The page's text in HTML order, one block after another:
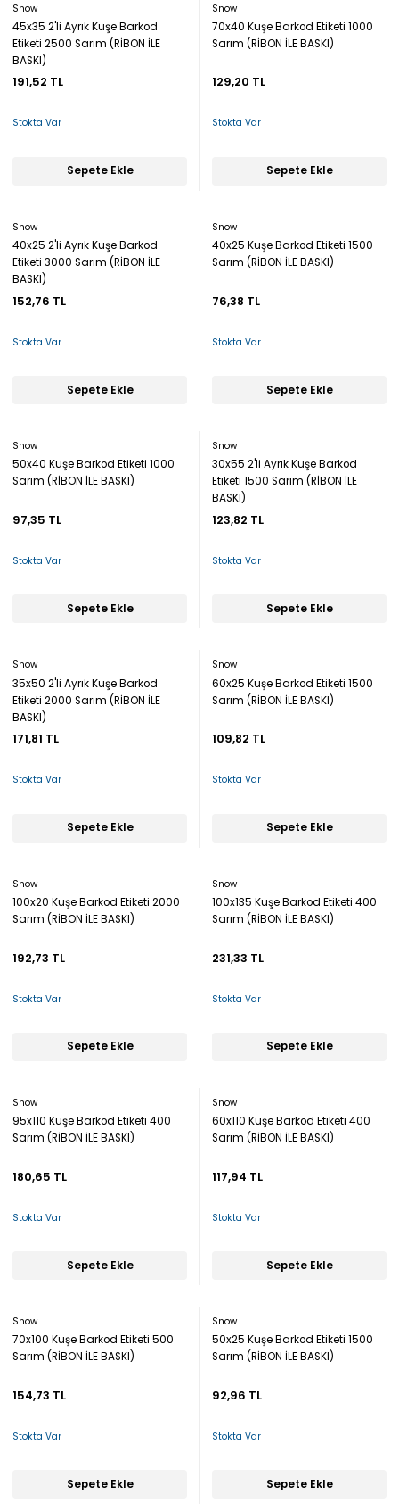
Snow
45x35 2'li Ayrık Kuşe Barkod
Etiketi 2500 Sarım (RİBON İLE
BASKI)
191,52 TL
Stokta Var
Sepete Ekle
Snow
70x40 Kuşe Barkod Etiketi 1000
Sarım (RİBON İLE BASKI)
129,20 TL
Stokta Var
Sepete Ekle
Snow
40x25 2'li Ayrık Kuşe Barkod
Etiketi 3000 Sarım (RİBON İLE
BASKI)
152,76 TL
Stokta Var
Sepete Ekle
Snow
40x25 Kuşe Barkod Etiketi 1500
Sarım (RİBON İLE BASKI)
76,38 TL
Stokta Var
Sepete Ekle
Snow
50x40 Kuşe Barkod Etiketi 1000
Sarım (RİBON İLE BASKI)
97,35 TL
Stokta Var
Sepete Ekle
Snow
30x55 2'li Ayrık Kuşe Barkod
Etiketi 1500 Sarım (RİBON İLE
BASKI)
123,82 TL
Stokta Var
Sepete Ekle
Snow
35x50 2'li Ayrık Kuşe Barkod
Etiketi 2000 Sarım (RİBON İLE
BASKI)
171,81 TL
Stokta Var
Sepete Ekle
Snow
60x25 Kuşe Barkod Etiketi 1500
Sarım (RİBON İLE BASKI)
109,82 TL
Stokta Var
Sepete Ekle
Snow
100x20 Kuşe Barkod Etiketi 2000
Sarım (RİBON İLE BASKI)
192,73 TL
Stokta Var
Sepete Ekle
Snow
100x135 Kuşe Barkod Etiketi 400
Sarım (RİBON İLE BASKI)
231,33 TL
Stokta Var
Sepete Ekle
Snow
95x110 Kuşe Barkod Etiketi 400
Sarım (RİBON İLE BASKI)
180,65 TL
Stokta Var
Sepete Ekle
Snow
60x110 Kuşe Barkod Etiketi 400
Sarım (RİBON İLE BASKI)
117,94 TL
Stokta Var
Sepete Ekle
Snow
70x100 Kuşe Barkod Etiketi 500
Sarım (RİBON İLE BASKI)
154,73 TL
Stokta Var
Sepete Ekle
Snow
50x25 Kuşe Barkod Etiketi 1500
Sarım (RİBON İLE BASKI)
92,96 TL
Stokta Var
Sepete Ekle